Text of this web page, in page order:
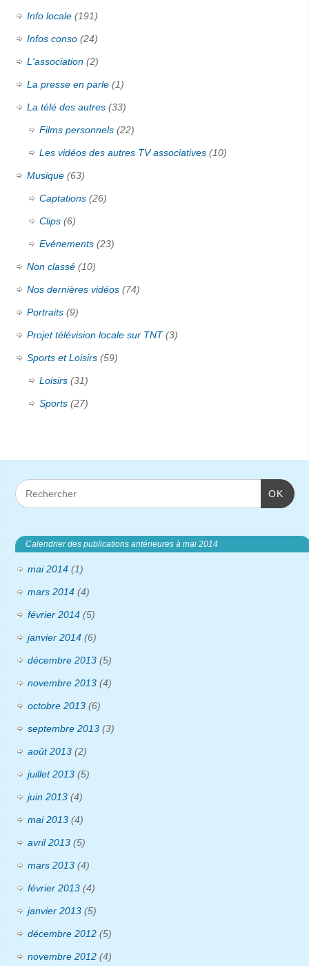
Info locale (191)
Infos conso (24)
L'association (2)
La presse en parle (1)
La télé des autres (33)
Films personnels (22)
Les vidéos des autres TV associatives (10)
Musique (63)
Captations (26)
Clips (6)
Evénements (23)
Non classé (10)
Nos dernières vidéos (74)
Portraits (9)
Projet télévision locale sur TNT(3)
Sports et Loisirs (59)
Loisirs (31)
Sports (27)
OK
Calendrier des publications antérieures à mai 2014
mai 2014 (1)
mars 2014 (4)
février 2014 (5)
janvier 2014 (6)
décembre 2013 (5)
novembre 2013 (4)
octobre 2013 (6)
septembre 2013 (3)
août 2013 (2)
juillet 2013 (5)
juin 2013 (4)
mai 2013 (4)
avril 2013 (5)
mars 2013 (4)
février 2013 (4)
janvier 2013 (5)
décembre 2012 (5)
novembre 2012 (4)